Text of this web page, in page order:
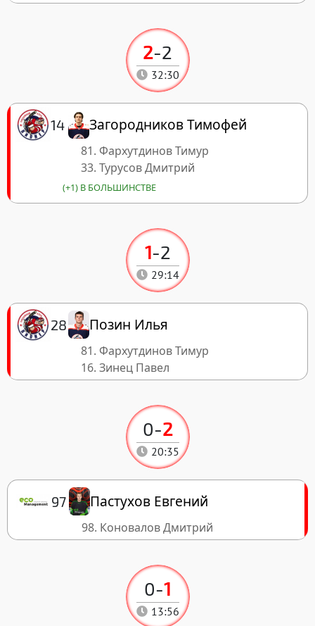
0-1
13:56
0-2
20:35
97 Пастухов Евгений
98. Коновалов Дмитрий
1-2
29:14
28 Позин Илья
81. Фархутдинов Тимур
16. Зинец Павел
2-2
32:30
14 Загородников Тимофей
81. Фархутдинов Тимур
33. Турусов Дмитрий
(+1) В БОЛЬШИНСТВЕ